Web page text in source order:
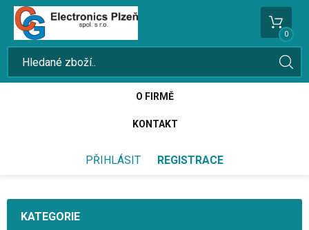
0
O FIRMĚ
KONTAKT
PŘIHLÁSIT REGISTRACE
KATEGORIE